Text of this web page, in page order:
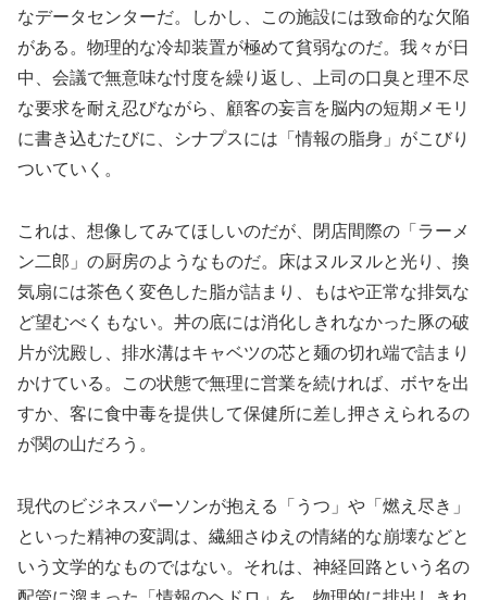
なデータセンターだ。しかし、この施設には致命的な欠陥
がある。物理的な冷却装置が極めて貧弱なのだ。我々が日
中、会議で無意味な忖度を繰り返し、上司の口臭と理不尽
な要求を耐え忍びながら、顧客の妄言を脳内の短期メモリ
に書き込むたびに、シナプスには「情報の脂身」がこびり
ついていく。
これは、想像してみてほしいのだが、閉店間際の「ラーメ
ン二郎」の厨房のようなものだ。床はヌルヌルと光り、換
気扇には茶色く変色した脂が詰まり、もはや正常な排気な
ど望むべくもない。丼の底には消化しきれなかった豚の破
片が沈殿し、排水溝はキャベツの芯と麺の切れ端で詰まり
かけている。この状態で無理に営業を続ければ、ボヤを出
すか、客に食中毒を提供して保健所に差し押さえられるの
が関の山だろう。
現代のビジネスパーソンが抱える「うつ」や「燃え尽き」
といった精神の変調は、繊細さゆえの情緒的な崩壊などと
いう文学的なものではない。それは、神経回路という名の